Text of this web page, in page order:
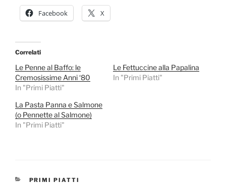
Facebook X
Correlati
Le Penne al Baffo: le
Cremosissime Anni ‘80
In "Primi Piatti"
Le Fettuccine alla Papalina
In "Primi Piatti"
La Pasta Panna e Salmone
(o Pennette al Salmone)
In "Primi Piatti"
CATEGORIE
PRIMI PIATTI